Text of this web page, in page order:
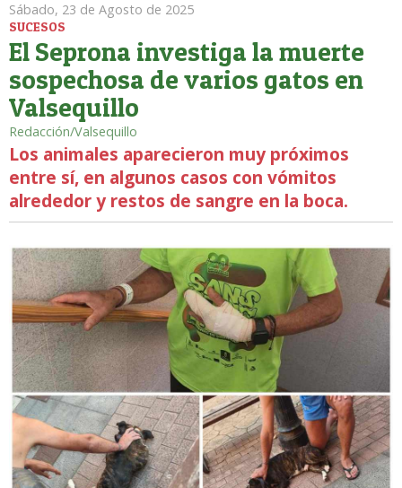
Sábado, 23 de Agosto de 2025
SUCESOS
El Seprona investiga la muerte
sospechosa de varios gatos en
Valsequillo
Redacción/Valsequillo
Los animales aparecieron muy próximos
entre sí, en algunos casos con vómitos
alrededor y restos de sangre en la boca.